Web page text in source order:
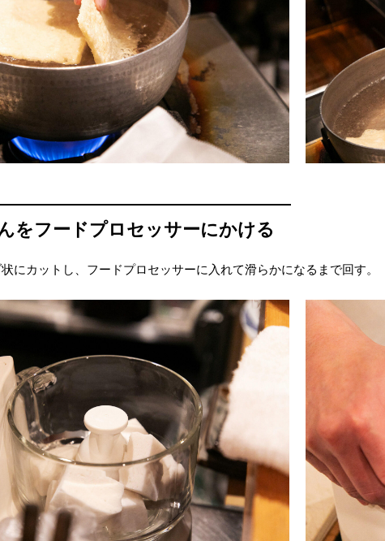
をフードプロセッサーにかける
にカットし、フードプロセッサーに入れて滑らかになるまで回す。